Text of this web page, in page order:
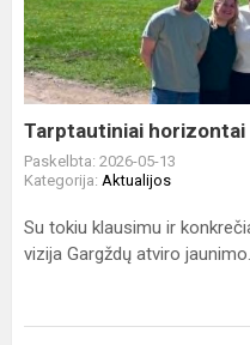
rajono
jaunimui
Tarptautiniai
Paskelbta: 2026-05-13
Kategorija: Aktualijos
Su tokiu klausimu ir
vizija Gargždų atviro